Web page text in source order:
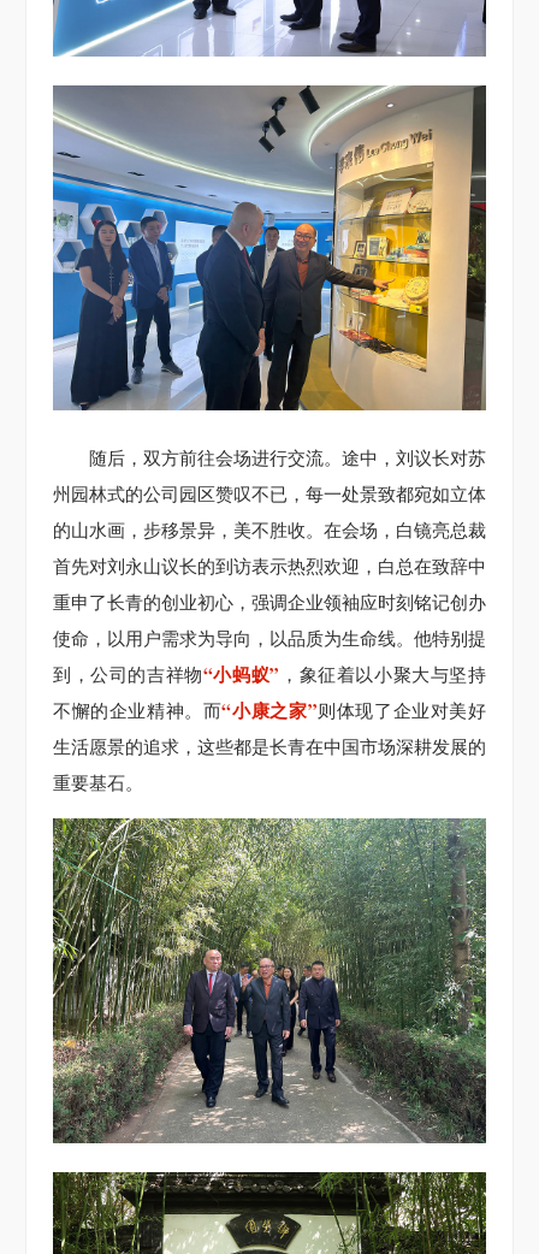
随后，双方前往会场进行交流。途中，刘议长对苏
州园林式的公司园区赞叹不已，每一处景致都宛如立体
的山水画，步移景异，美不胜收。在会场，白镜亮总裁
首先对刘永山议长的到访表示热烈欢迎，白总在致辞中
重申了长青的创业初心，强调企业领袖应时刻铭记创办
使命，以用户需求为导向，以品质为生命线。他特别提
到，公司的吉祥物“小蚂蚁” ，象征着以小聚大与坚持
不懈的企业精神。而“小康之家”则体现了企业对美好
生活愿景的追求，这些都是长青在中国市场深耕发展的
重要基石。